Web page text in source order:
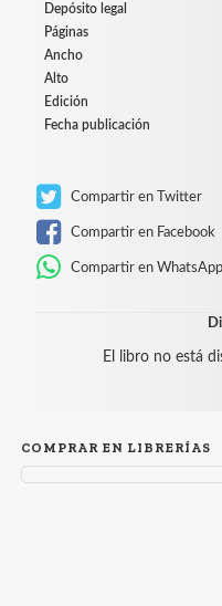
Depósito legal
Páginas
Ancho
Alto
Edición
Fecha publicación
Compartir en Twitter
Compartir en Facebook
Compartir en WhatsApp
El libro no está
COMPRAR EN LIBRERÍAS